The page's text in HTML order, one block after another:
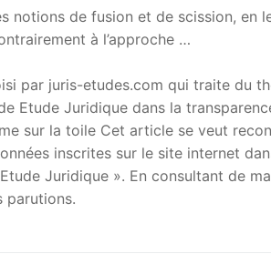
de fusion et de scission, en
à l’approche …
par juris-etudes.com qui traite du
Etude Juridique dans la
sur la toile Cet article se veut
inscrites sur le site internet
Juridique ». En consultant de
parutions.